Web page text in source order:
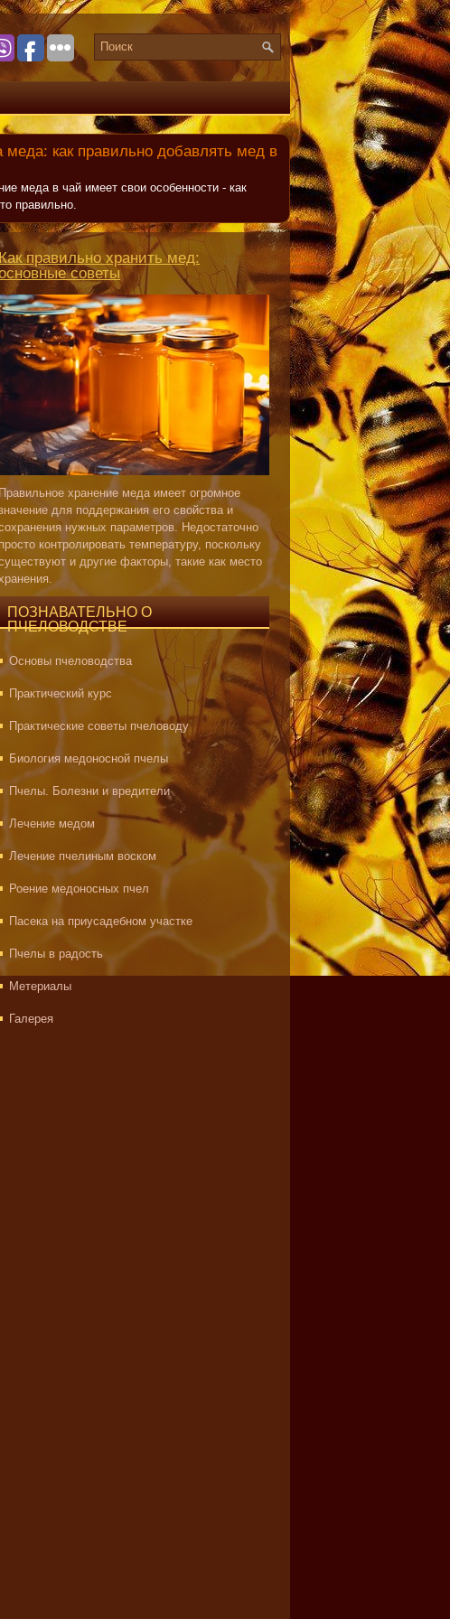
меда: как правильно добавлять мед в
меда в чай имеет свои особенности - как
правильно.
правильно хранить мед:
советы
Правильное хранение меда имеет огромное
для поддержания его свойства и
нужных параметров. Недостаточно
просто контролировать температуру, поскольку
и другие факторы, такие как место
ПОЗНАВАТЕЛЬНО О
ПЧЕЛОВОДСТВЕ
Основы пчеловодства
Практический курс
Практические советы пчеловоду
Биология медоносной пчелы
Пчелы. Болезни и вредители
Лечение медом
Лечение пчелиным воском
Роение медоносных пчел
Пасека на приусадебном участке
Пчелы в радость
Метериалы
Галерея